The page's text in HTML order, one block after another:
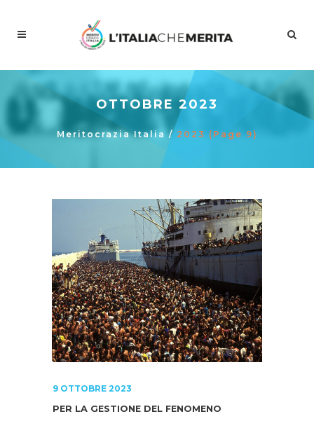
OTTOBRE 2023
Meritocrazia Italia / 2023 (Page 9)
9 OTTOBRE 2023
PER LA GESTIONE DEL FENOMENO